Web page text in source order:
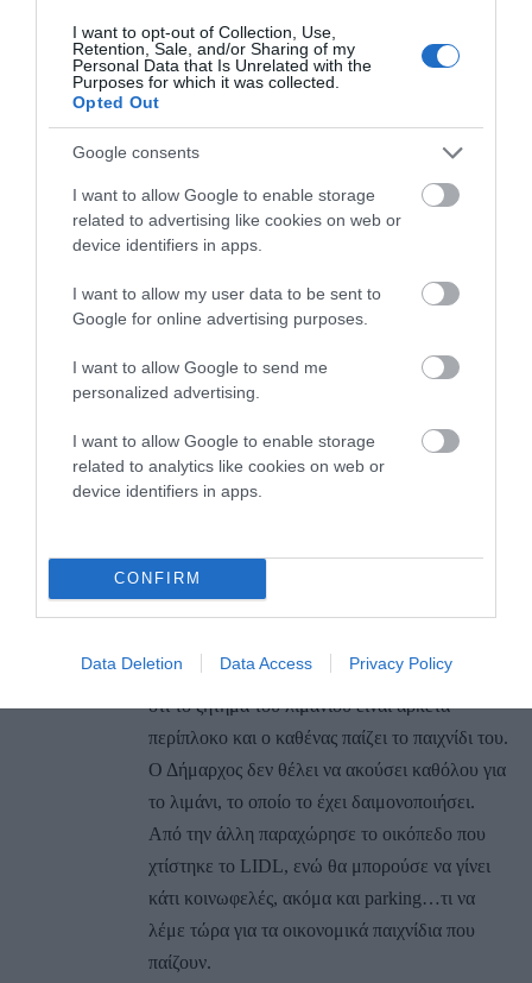
I want to opt-out of Collection, Use,
Retention, Sale, and/or Sharing of my
Personal Data that Is Unrelated with the
Purposes for which it was collected.
Opted Out
Google consents
I want to allow Google to enable storage
related to advertising like cookies on web or
device identifiers in apps.
I want to allow my user data to be sent to
Google for online advertising purposes.
I want to allow Google to send me
personalized advertising.
I want to allow Google to enable storage
related to analytics like cookies on web or
device identifiers in apps.
CONFIRM
Data Deletion Data Access Privacy Policy
λειτουργία τους, εκείνες τις ώρες, είναι
προετοιμασία για τον κόσμο των πλοίων.
Σίγουρα ένα μέρος της πόλης, ζει αποκλειστικά
Αν λοιπόν, ο Προαστιακός φτάσει Ραφήνα
(κάτι που είναι αρκετά εύκολο από ότι που
Προαστιακό) δεν θα πληρώνουμε κάθε ΠΣΚ
30άρια ευρώ για πάρκινγκ…. ούτε θα
τρέχουμε να παρκαρουμε στα βουνά με κάρτες
στάθμευσης.
Άρα αυτή η κατάσταση βολεύει πρώτα από όλα
τον Δήμο. Όχι έργα στο λιμάνι μην τυχόν και
έρθουν και άλλα βαπόρια και χάσουν την
λιμάνι για να έρχονται όλοι με τα αυτοκίνητά
τους και να μαζεύουμε κάθε Κυριακή βράδυ τα
ευρώ τους.
Ως κάτοικος της Ραφήνας, απλά να επισημάνω
ότι το ζήτημα του λιμανιού είναι αρκετά
περίπλοκο και ο καθένας παίζει το παιχνίδι του.
Ο Δήμαρχος δεν θέλει να ακούσει καθόλου για
το λιμάνι, το οποίο το έχει δαιμονοποιήσει.
Από την άλλη παραχώρησε το οικόπεδο που
χτίστηκε το LIDL, ενώ θα μπορούσε να γίνει
κάτι κοινωφελές, ακόμα και parking…τι να
λέμε τώρα για τα οικονομικά παιχνίδια που
παίζουν.